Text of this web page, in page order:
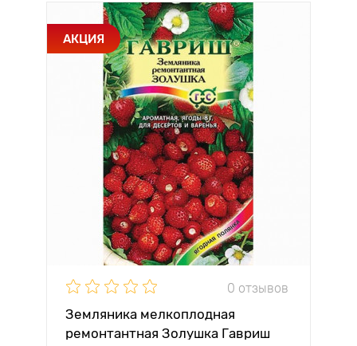
АКЦИЯ
0 отзывов
Земляника мелкоплодная
ремонтантная Золушка Гавриш